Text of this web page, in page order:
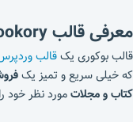
معرفی قالب Bookory
قالب بوکوری یکقالب
که خیلی سریع و تمیز یک
کتاب و مجلاتمورد نظر خود